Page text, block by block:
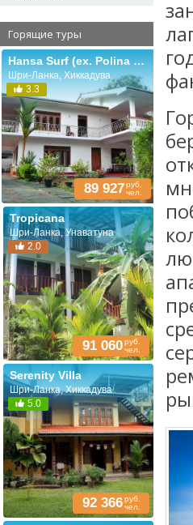
Горящие туры
Hansa Surf (ex. Polina Beach Resort)
Шри-Ланка, Хиккадува
3.3
89 927руб.
чел.
Tropicana
Шри-Ланка, Унаватуна
2.0
91 060руб.
чел.
Serenity Villa
Шри-Ланка, Хиккадува
5.0
92 366руб.
чел.